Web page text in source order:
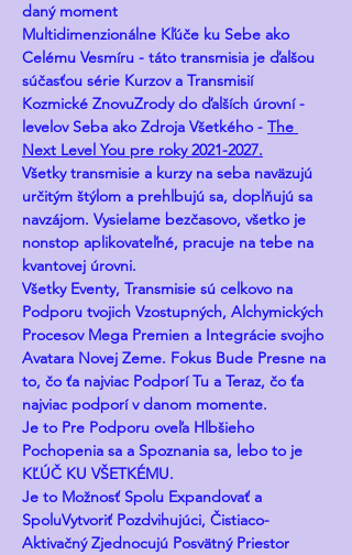
daný moment
Multidimenzionálne Kľúče ku Sebe ako
Celému Vesmíru - táto transmisia je ďalšou
súčasťou série Kurzov a Transmisií
Kozmické ZnovuZrody do ďalších úrovní -
levelov Seba ako Zdroja Všetkého - The
Next Level You pre roky 2021-2027.
Všetky transmisie a kurzy na seba naväzujú
určitým štýlom a prehlbujú sa, doplňujú sa
navzájom. Vysielame bezčasovo, všetko je
nonstop aplikovateľné, pracuje na tebe na
kvantovej úrovni.
Všetky Eventy, Transmisie sú celkovo na
Podporu tvojich Vzostupných, Alchymických
Procesov Mega Premien a Integrácie svojho
Avatara Novej Zeme. Fokus Bude Presne na
to, čo ťa najviac Podporí Tu a Teraz, čo ťa
najviac podporí v danom momente.
Je to Pre Podporu oveľa Hlbšieho
Pochopenia sa a Spoznania sa, lebo to je
KĽÚČ KU VŠETKÉMU.
Je to Možnosť Spolu Expandovať a
SpoluVytvoriť Pozdvihujúci, Čistiaco-
Aktivačný Zjednocujú Posvätný Priestor